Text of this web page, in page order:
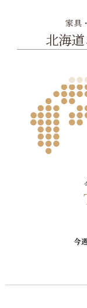
北海道
家具
今